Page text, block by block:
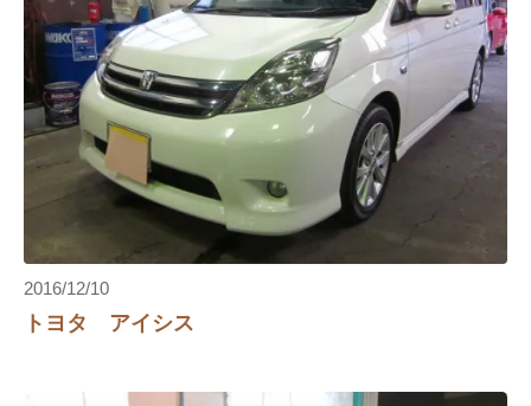
2016/12/10
トヨタ アイシス